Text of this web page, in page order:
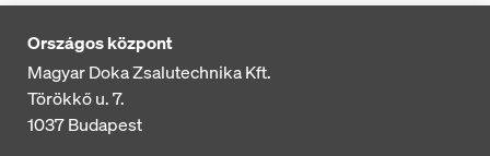
Országos központ
Magyar Doka Zsalutechnika Kft.
Törökkő u. 7.
1037Budapest